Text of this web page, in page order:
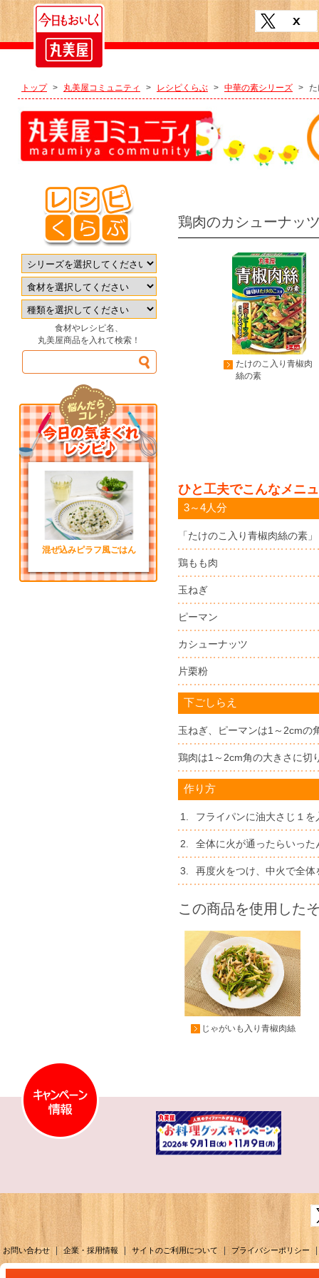
トップ > 丸美屋コミュニティ > レシピくらぶ > 中華の素シリーズ >
食材やレシピ名、
丸美屋商品を入れて検索！
混ぜ込みピラフ風ごはん
鶏肉のカシューナッ
たけのこ入り青椒肉
絲の素
ひと工夫でこんなメニ
3～4人分
「たけのこ入り青椒肉絲の素」
鶏もも肉
玉ねぎ
ピーマン
カシューナッツ
片栗粉
下ごしらえ
玉ねぎ、ピーマンは1～2cmの
鶏肉は1～2cm角の大きさに切
作り方
1. フライパンに油大さじ１
2. 全体に火が通ったらいっ
3. 再度火をつけ、中火で全
この商品を使用した
じゃがいも入り青椒肉絲
お問い合わせ | 企業・採用情報 | サイトのご利用について | プライバシーポリシー |